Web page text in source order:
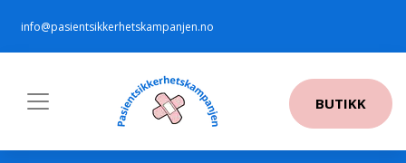
info@pasientsikkerhetskampanjen.no
BUTIKK